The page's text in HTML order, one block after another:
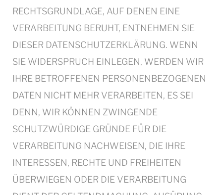
RECHTSGRUNDLAGE, AUF DENEN EINE
VERARBEITUNG BERUHT, ENTNEHMEN SIE
DIESER DATENSCHUTZERKLÄRUNG. WENN
SIE WIDERSPRUCH EINLEGEN, WERDEN WIR
IHRE BETROFFENEN PERSONENBEZOGENEN
DATEN NICHT MEHR VERARBEITEN, ES SEI
DENN, WIR KÖNNEN ZWINGENDE
SCHUTZWÜRDIGE GRÜNDE FÜR DIE
VERARBEITUNG NACHWEISEN, DIE IHRE
INTERESSEN, RECHTE UND FREIHEITEN
ÜBERWIEGEN ODER DIE VERARBEITUNG